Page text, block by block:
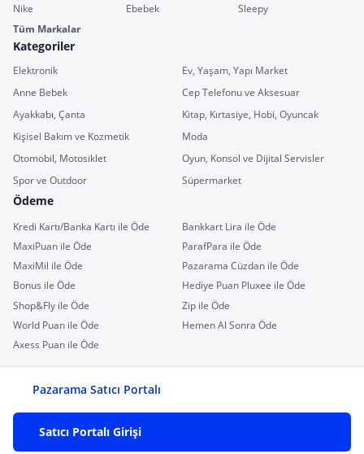
Nike
Ebebek
Sleepy
Tüm Markalar
Kategoriler
Elektronik
Ev, Yaşam, Yapı Market
Anne Bebek
Cep Telefonu ve Aksesuar
Ayakkabı, Çanta
Kitap, Kırtasiye, Hobi, Oyuncak
Kişisel Bakım ve Kozmetik
Moda
Otomobil, Motosiklet
Oyun, Konsol ve Dijital Servisler
Spor ve Outdoor
Süpermarket
Ödeme
Kredi Kartı/Banka Kartı ile Öde
Bankkart Lira ile Öde
MaxiPuan ile Öde
ParafPara ile Öde
MaxiMil ile Öde
Pazarama Cüzdan ile Öde
Bonus ile Öde
Hediye Puan Pluxee ile Öde
Shop&Fly ile Öde
Zip ile Öde
World Puan ile Öde
Hemen Al Sonra Öde
Axess Puan ile Öde
Pazarama Satıcı Portalı
Satıcı Portalı Girişi